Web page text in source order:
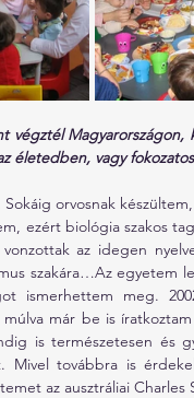
végztél
életedben, vagy
Sokáig orvosnak
ezért biológia szakos
az idegen
szakára…Az egyetem
ismerhettem meg.
már be is
is természetesen
Mivel továbbra is
az ausztráliai Charles